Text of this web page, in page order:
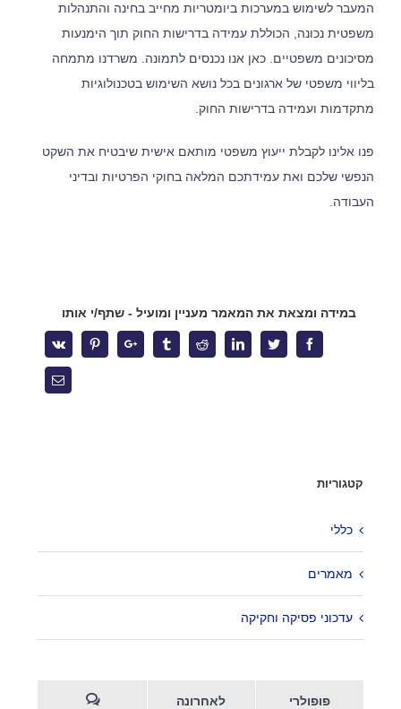
המעבר לשימוש במערכות ביומטריות מחייב בחינה והתנהלות
משפטית נכונה, הכוללת עמידה בדרישות החוק תוך הימנעות
מסיכונים משפטיים. כאן אנו נכנסים לתמונה. משרדנו מתמחה
בליווי משפטי של ארגונים בכל נושא השימוש בטכנולוגיות
מתקדמות ועמידה בדרישות החוק.
פנו אלינו לקבלת ייעוץ משפטי מותאם אישית שיבטיח את השקט
הנפשי שלכם ואת עמידתכם המלאה בחוקי הפרטיות ובדיני
העבודה.
במידה ומצאת את המאמר מעניין ומועיל - שתף/י אותו
Facebook
Twitter
Linkedin
Reddit
Tumblr
Google+
Pinterest
Vk
Email
קטגוריות
כללי
מאמרים
עדכוני פסיקה וחקיקה
פופולרי לאחרונה
לצד מערך השירותים המקצועיים, מציע המשרד ללקוחותיו הכוונה
משפטית אסטרטגית, רשת קשרים ענפה והתמחות ייחודית בתחום
המשפט הקיבוצי. הצוות המוביל של המשרד שימש בתפקידים
בכירים בהסתדרות, אשר הקנו לו ידע מקיף אודות התנהלותם של
ארגוני עובדים. הניסיון העשיר מבטיח ניהול יעיל של משברים ביחסי
עבודה, ללא הליכים משפטיים, לרבות הליכי התארגנות ראשונית,
והתייעלות.
מאמרים אחרונים
אחריות על השכר לא ניתנת להאצלה – פס"ד המחייב אתכם לבדוק
את עצמכם מחדש
טלפון: 03-5277800